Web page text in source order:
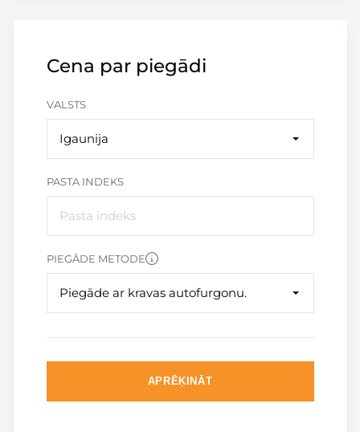
Cena par piegādi
VALSTS
Igaunija
PASTA INDEKS
PIEGĀDE METODE
Piegāde ar kravas autofurgonu.
APRĒĶINĀT